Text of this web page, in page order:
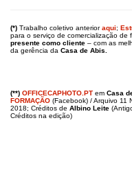
(*) Trabalho coletivo anterioraqui;
para o serviço de comercialização de
presente como cliente – com as
da gerência da Casa de Abis.
(**) OFFICECAPHOTO.PT em Casa
FORMAÇÃO (Facebook) / Arquivo 11
2018; Créditos de Albino Leite
Créditos na edição)